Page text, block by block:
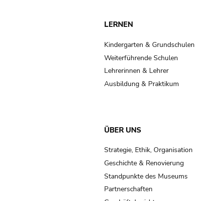
LERNEN
Kindergarten & Grundschulen
Weiterführende Schulen
Lehrerinnen & Lehrer
Ausbildung & Praktikum
ÜBER UNS
Strategie, Ethik, Organisation
Geschichte & Renovierung
Standpunkte des Museums
Partnerschaften